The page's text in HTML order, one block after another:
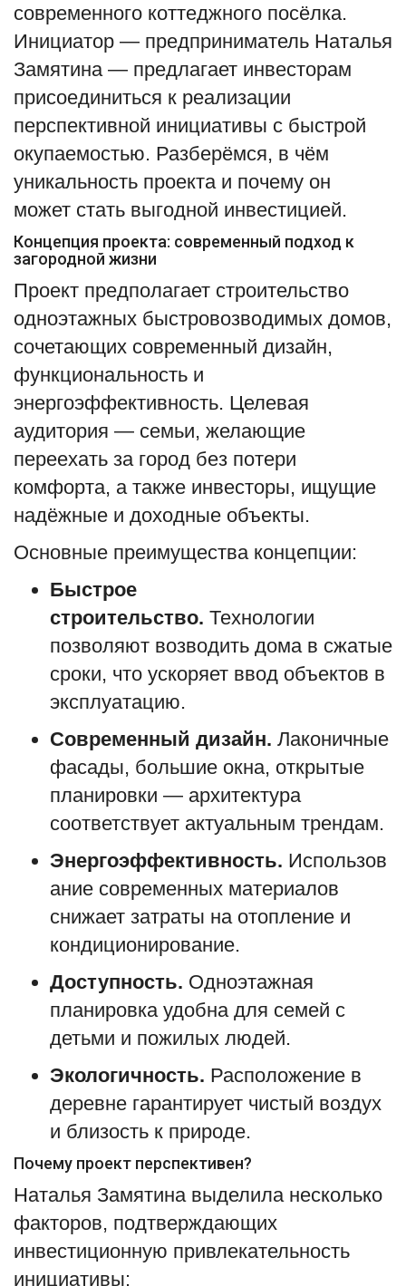
Язык
English Русский
современного коттеджного посёлка.
Инициатор — предприниматель Наталья
Замятина — предлагает инвесторам
присоединиться к реализации
перспективной инициативы с быстрой
окупаемостью. Разберёмся, в чём
уникальность проекта и почему он
может стать выгодной инвестицией.
Концепция проекта: современный подход к
загородной жизни
Проект предполагает строительство
одноэтажных быстровозводимых домов,
сочетающих современный дизайн,
функциональность и
энергоэффективность. Целевая
аудитория — семьи, желающие
переехать за город без потери
комфорта, а также инвесторы, ищущие
надёжные и доходные объекты.
Основные преимущества концепции:
Быстрое
строительство. Технологии
позволяют возводить дома в сжатые
сроки, что ускоряет ввод объектов в
эксплуатацию.
Современный дизайн. Лаконичные
фасады, большие окна, открытые
планировки — архитектура
соответствует актуальным трендам.
Энергоэффективность. Использов
ание современных материалов
снижает затраты на отопление и
кондиционирование.
Доступность. Одноэтажная
планировка удобна для семей с
детьми и пожилых людей.
Экологичность. Расположение в
деревне гарантирует чистый воздух
и близость к природе.
Почему проект перспективен?
Наталья Замятина выделила несколько
факторов, подтверждающих
инвестиционную привлекательность
инициативы: